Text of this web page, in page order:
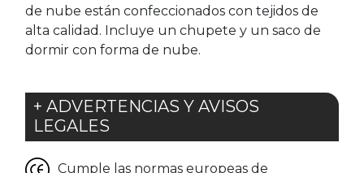
de nube están confeccionados con tejidos de
alta calidad. Incluye un chupete y un saco de
dormir con forma de nube.
+ ADVERTENCIAS Y AVISOS
LEGALES
Cumple las normas europeas de